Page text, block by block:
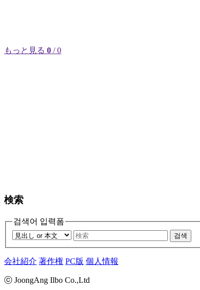
もっと見る 0 / 0
検索
검색어 입력폼
검색
会社紹介 著作権 PC版 個人情報
ⓒ JoongAng Ilbo Co.,Ltd